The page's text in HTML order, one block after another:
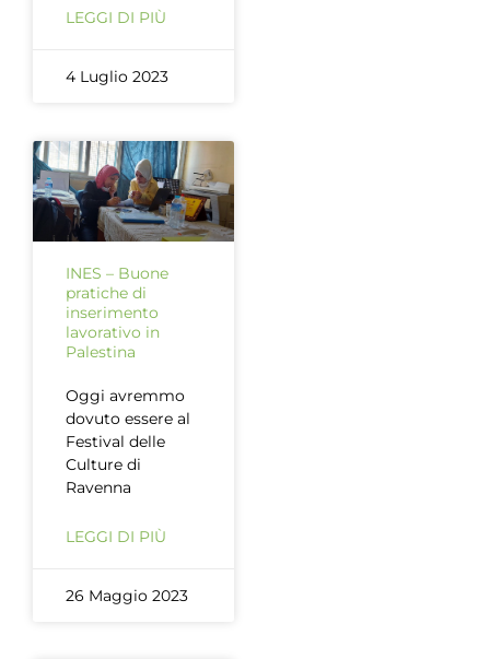
LEGGI DI PIÙ
4 Luglio 2023
INES – Buone
pratiche di
inserimento
lavorativo in
Palestina
Oggi avremmo
dovuto essere al
Festival delle
Culture di
Ravenna
LEGGI DI PIÙ
26 Maggio 2023